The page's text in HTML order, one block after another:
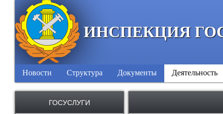
ИНСПЕКЦИЯ
Новости Структура Документы Деятельность
ГОСУСЛУГИ